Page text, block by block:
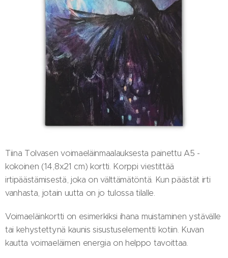
Tiina Tolvasen voimaeläinmaalauksesta painettu A5 -
kokoinen (14,8x21 cm) kortti. Korppi viestittää
irtipäästämisestä, joka on välttämätöntä. Kun päästät irti
vanhasta, jotain uutta on jo tulossa tilalle.
Voimaeläinkortti on esimerkiksi ihana muistaminen ystävälle
tai kehystettynä kaunis sisustuselementti kotiin. Kuvan
kautta voimaeläimen energia on helppo tavoittaa.